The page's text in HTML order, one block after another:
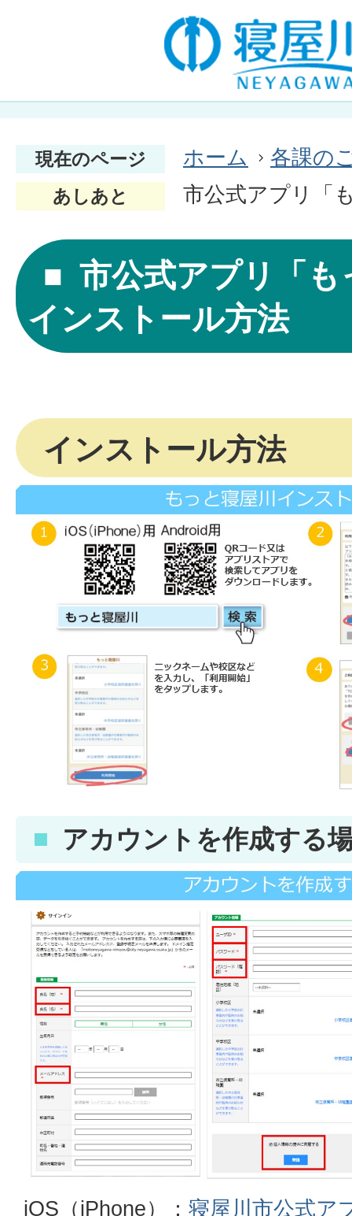
現在のページ ホーム 各課の
あしあと 市公式アプリ「
市公式アプリ「も
インストール方法
インストール方法
アカウントを作成する
iOS（iPhone）： 寝屋川市公式ア